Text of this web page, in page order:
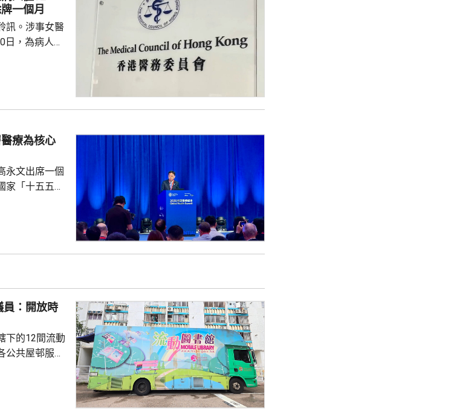
一個月
訊。涉事女醫
，為病人進
管殘留物，
保引流管已被
度有異，指
醫療為核心
永文出席一個
「十五五」
單靠興建醫
迅速
編輯、微...
下的12間流動
公共屋邨服務
表示，現時